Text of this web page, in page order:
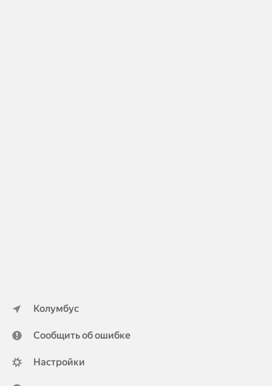
Колумбус
Сообщить об ошибке
Настройки